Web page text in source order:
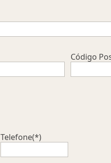
Código
Telefone(*)